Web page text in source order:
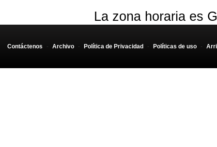
La zona horaria es
Contáctenos - Archivo - Política de Privacidad - Políticas de uso -